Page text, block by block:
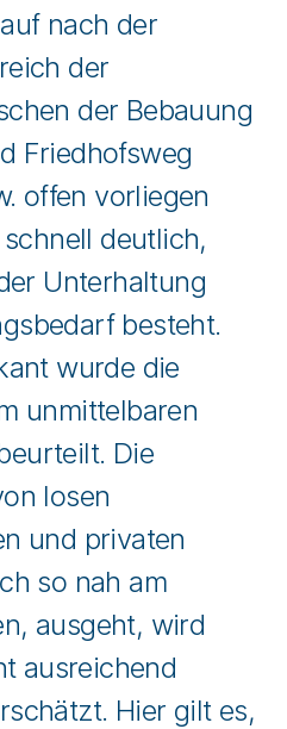
nach der
der
der Bebauung
Friedhofsweg
offen vorliegen
deutlich,
Unterhaltung
besteht.
wurde die
unmittelbaren
Die
losen
und privaten
so nah am
ausgeht, wird
ausreichend
Hier gilt es,